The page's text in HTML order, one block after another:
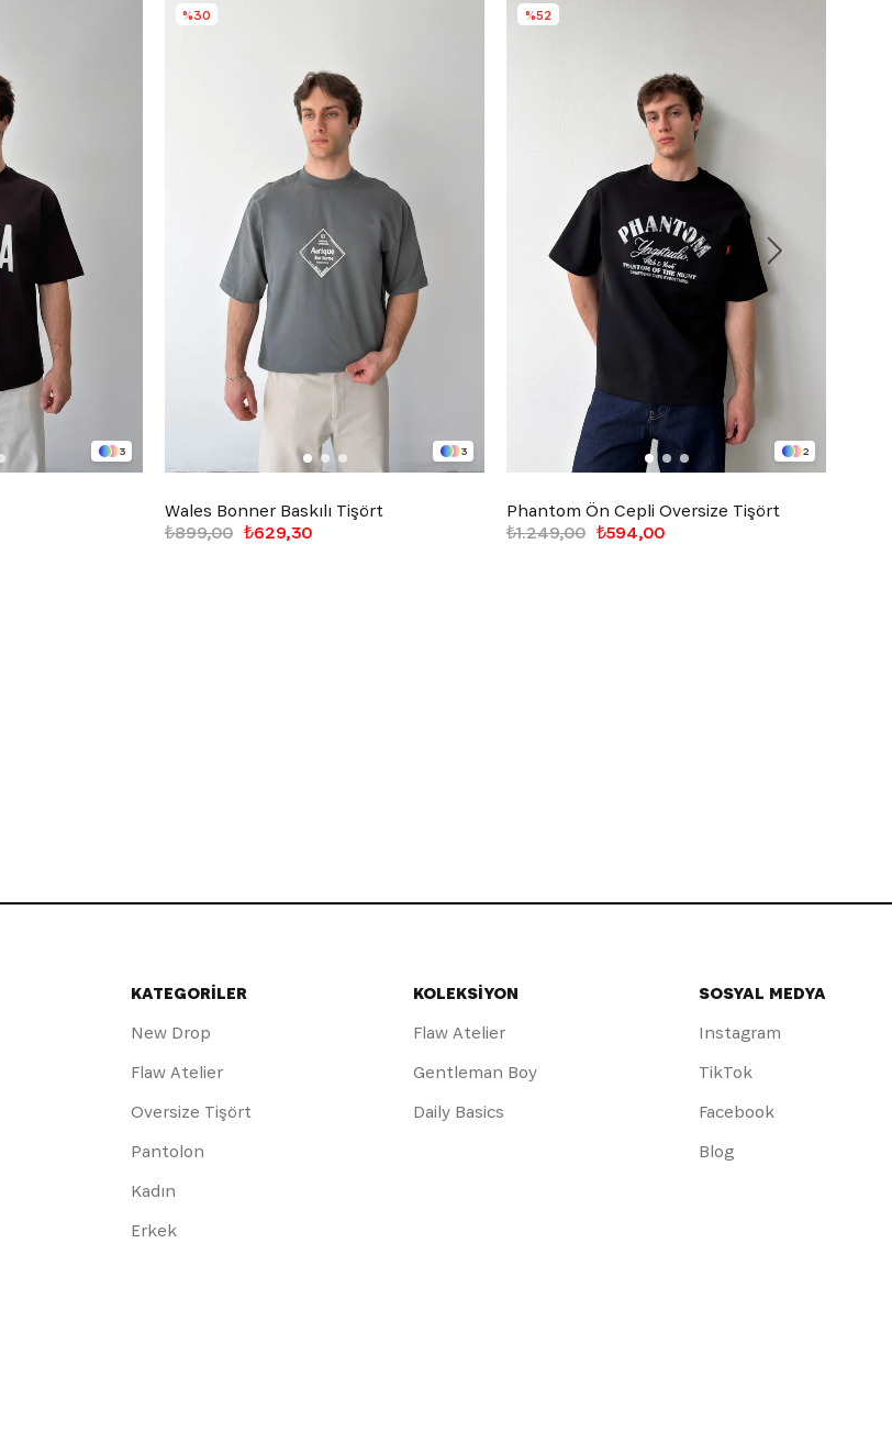
3 3
Wales Bonner Baskılı Tişört
₺629,30
₺899,00
%30
2
Phantom Ön Cepli Oversize Tişört
₺594,00
₺1.249,00
%52
KATEGORİLER
New Drop
Flaw Atelier
Oversize Tişört
Pantolon
Kadın
Erkek
KOLEKSİYON
Flaw Atelier
Gentleman Boy
Daily Basics
SOSYAL MEDYA
Instagram
TikTok
Facebook
Blog